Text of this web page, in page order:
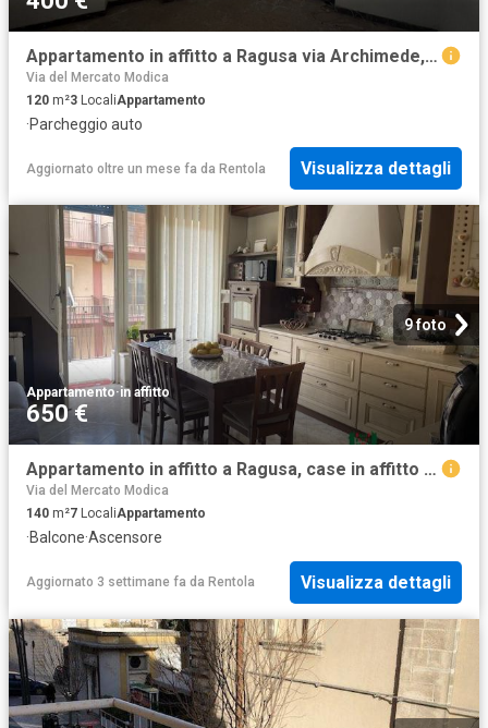
Appartamento in affitto a Ragusa via Archimede, non arredato/vuoto, box, centrale TrovaCasa
Via del Mercato Modica
120 m²3 LocaliAppartamento
·Parcheggio auto
Aggiornato oltre un mese fa da Rentola Visualizza dettagli
9 foto
Appartamento·in affitto
650 €
Appartamento in affitto a Ragusa, case in affitto Ragusa
Via del Mercato Modica
140 m²7 LocaliAppartamento
·Balcone·Ascensore
Aggiornato 3 settimane fa da Rentola Visualizza dettagli